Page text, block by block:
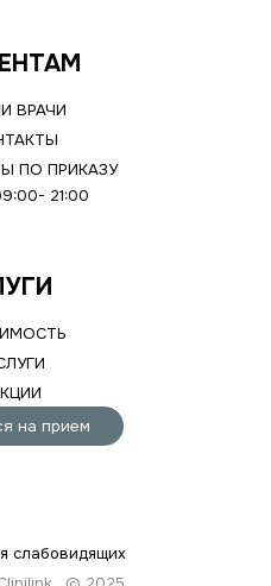
ВРАЧИ
ПО ПРИКАЗУ
21:00
на прием
слабовидящих